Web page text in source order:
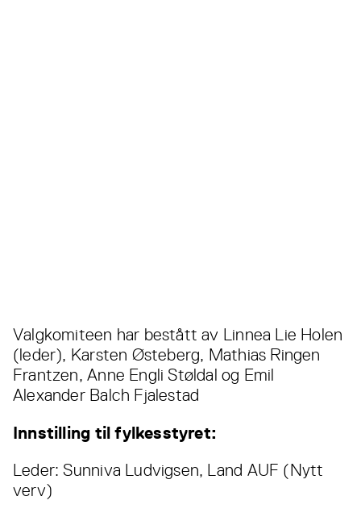
Valgkomiteen har bestått av Linnea Lie Holen
(leder), Karsten Østeberg, Mathias Ringen
Frantzen, Anne Engli Støldal og Emil
Alexander Balch Fjalestad
Innstilling til fylkesstyret:
Leder: Sunniva Ludvigsen, Land AUF (Nytt
verv)